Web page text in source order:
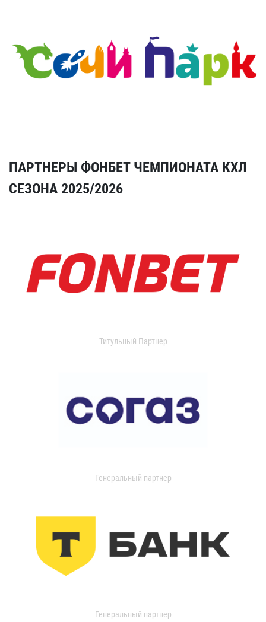
ПАРТНЕРЫ ФОНБЕТ ЧЕМПИОНАТА КХЛ
СЕЗОНА 2025/2026
Титульный Партнер
Генеральный партнер
Генеральный партнер